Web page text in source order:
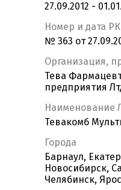
27.09.2012 -
Номер и дата
№ 363 от
Организация,
Тева
предприятия
Наименование
Тевакомб
Города
Барнаул,
Новосибирск,
Челябинск,